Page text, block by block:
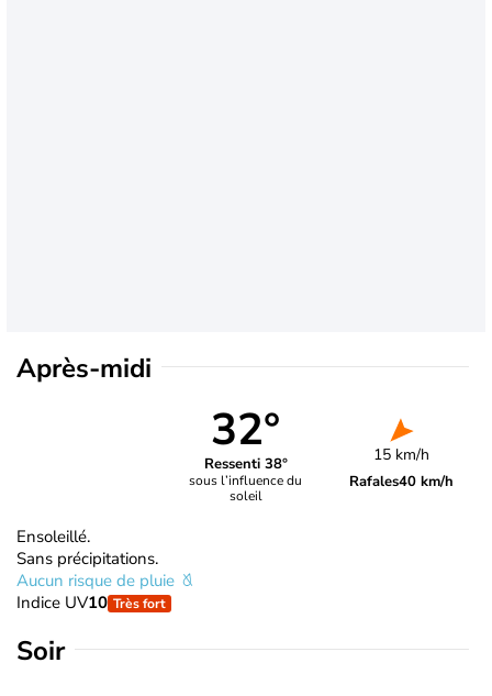
Après-midi
32°
Ressenti 38°
sous l’influence du
soleil
15 km/h
Rafales40 km/h
Ensoleillé.
Sans précipitations.
Aucun risque de pluie
Indice UV10 Très fort
Soir